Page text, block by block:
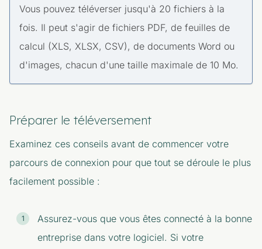
Vous pouvez téléverser jusqu'à 20 fichiers à la
fois. Il peut s'agir de fichiers PDF, de feuilles de
calcul (XLS, XLSX, CSV), de documents Word ou
d'images, chacun d'une taille maximale de 10 Mo.
Préparer le téléversement
Examinez ces conseils avant de commencer votre
parcours de connexion pour que tout se déroule le plus
facilement possible :
Assurez-vous que vous êtes connecté à la bonne
entreprise dans votre logiciel. Si votre